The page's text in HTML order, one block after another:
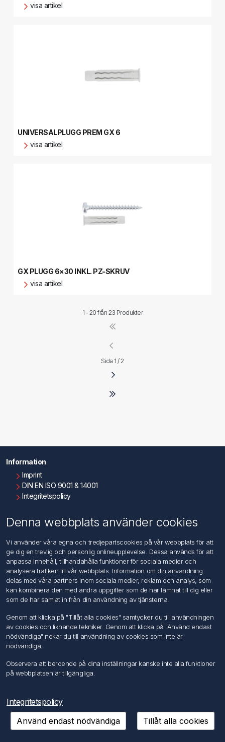
visa artikel
UNIVERSALPLUGG PREM GX 6
visa artikel
GX PLUGG 6×30 INKL. PZ-SKRUV
visa artikel
1 - 20 från 23 Produkter
Sida 1 / 2
Information
Imprint
DIN EN ISO 9001 & 14001
Integritetspolicy
Kontakta oss
Kundtjänst
Sök
Mitt konto
Mina ordrar
Mina adresser
Följ oss
Copyright © 2026 FÖRCH Sverige AB. Alla rättigheter reserverade.
Powered bynopCommerce
Denna webbplats använder cookies
Vi använder våra egna och tredjepartscookies på vår webbplats för att
ge dig en trevlig och personlig onlineupplevelse. Dessa används för att
anpassa innehåll, tillhandahålla funktioner för sociala medier och
analysera trafiken till vår webbplats. Information om din användning
delas med våra partners inom sociala medier, reklam och analys, som
kan kombinera den med andra uppgifter som de har lämnat till dig eller
som de har samlat in från din användning av tjänsterna.
Genom att klicka på "Tillåt alla cookies" samtycker du till användningen
av cookies och liknande tekniker. Genom att klicka på "Använd endast
nödvändiga" nekar du till användning av cookies som inte är
nödvändiga.
Observera att beroende på dina inställningar kanske inte alla funktioner
på webbplatsen är tillgängliga.
Integritetspolicy
Använd endast nödvändiga
Tillåt alla cookies